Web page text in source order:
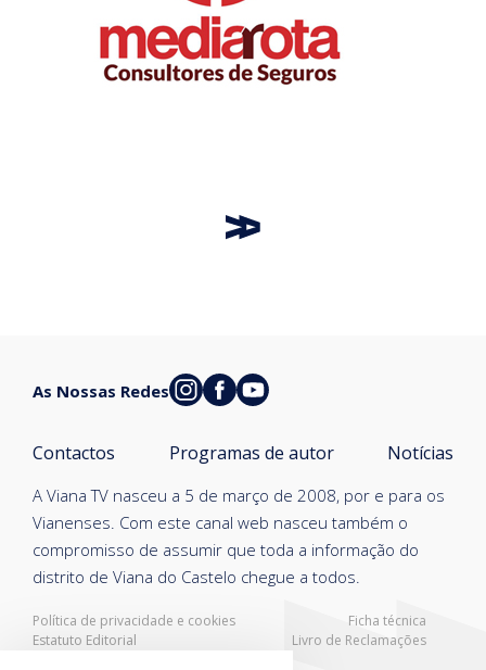
Política de privacidade e cookies
Ficha técnica
Estatuto Editorial
Livro de Reclamações
A Viana TV nasceu a 5 de março de 2008, por e para os
Vianenses. Com este canal web nasceu também o
compromisso de assumir que toda a informação do
distrito de Viana do Castelo chegue a todos.
Contactos Programas de autor Notícias
As Nossas Redes